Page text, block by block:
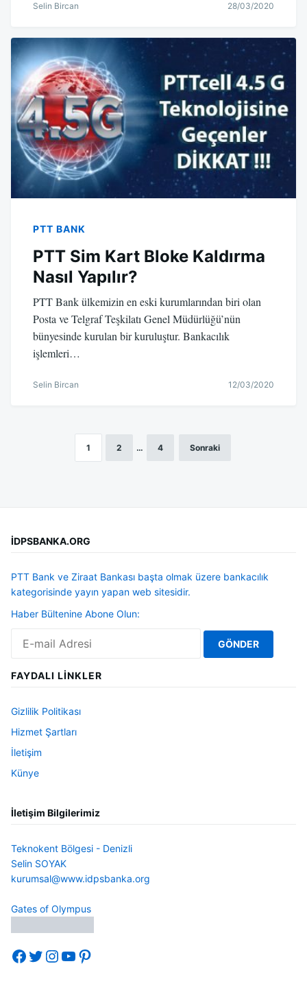
Selin Bircan 28/03/2020
PTT BANK
PTT Sim Kart Bloke Kaldırma
Nasıl Yapılır?
PTT Bank ülkemizin en eski kurumlarından biri olan
Posta ve Telgraf Teşkilatı Genel Müdürlüğü’nün
bünyesinde kurulan bir kuruluştur. Bankacılık
işlemleri…
Selin Bircan 12/03/2020
1 2 … 4 Sonraki
İDPSBANKA.ORG
PTT Bank ve Ziraat Bankası başta olmak üzere bankacılık
kategorisinde yayın yapan web sitesidir.
Haber Bültenine Abone Olun:
FAYDALI LINKLER
Gizlilik Politikası
Hizmet Şartları
İletişim
Künye
İletişim Bilgilerimiz
Teknokent Bölgesi - Denizli
Selin SOYAK
kurumsal@www.idpsbanka.org
Gates of Olympus
Facebook
Twitter
Instagram
YouTube
Pinterest